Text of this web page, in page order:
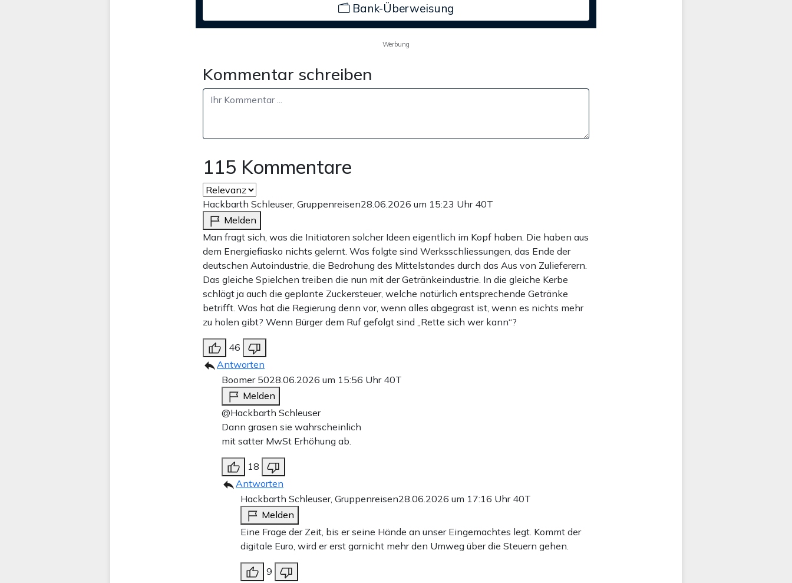
Bank-Überweisung
Werbung
Kommentar schreiben
115 Kommentare
Hackbarth Schleuser, Gruppenreisen28.06.2026 um 15:23 Uhr 40T
Melden
Man fragt sich, was die Initiatoren solcher Ideen eigentlich im Kopf haben. Die haben aus
dem Energiefiasko nichts gelernt. Was folgte sind Werksschliessungen, das Ende der
deutschen Autoindustrie, die Bedrohung des Mittelstandes durch das Aus von Zulieferern.
Das gleiche Spielchen treiben die nun mit der Getränkeindustrie. In die gleiche Kerbe
schlägt ja auch die geplante Zuckersteuer, welche natürlich entsprechende Getränke
betrifft. Was hat die Regierung denn vor, wenn alles abgegrast ist, wenn es nichts mehr
zu holen gibt? Wenn Bürger dem Ruf gefolgt sind „Rette sich wer kann“?
46
Antworten
Boomer 5028.06.2026 um 15:56 Uhr 40T
Melden
@Hackbarth Schleuser
Dann grasen sie wahrscheinlich
mit satter MwSt Erhöhung ab.
18
Antworten
Hackbarth Schleuser, Gruppenreisen28.06.2026 um 17:16 Uhr 40T
Melden
Eine Frage der Zeit, bis er seine Hände an unser Eingemachtes legt. Kommt der
digitale Euro, wird er erst garnicht mehr den Umweg über die Steuern gehen.
9